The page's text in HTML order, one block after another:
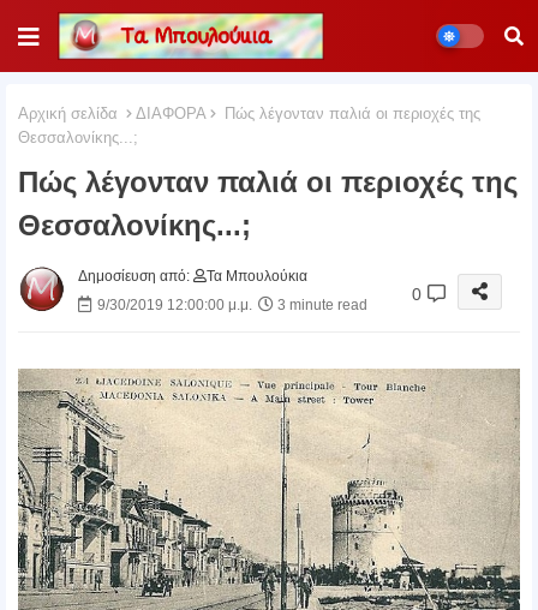
Αρχική σελίδα ΔΙΑΦΟΡΑ
Πώς λέγονταν παλιά οι περιοχές της
Θεσσαλονίκης...;
Πώς λέγονταν παλιά οι περιοχές της
Θεσσαλονίκης...;
Δημοσίευση από:
Τα Μπουλούκια
9/30/2019 12:00:00 μ.μ.
3 minute read
0